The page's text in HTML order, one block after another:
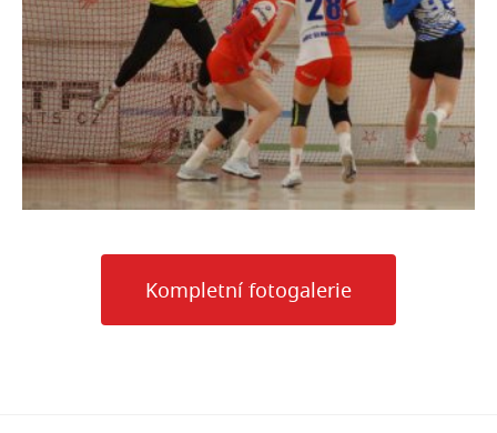
Kompletní fotogalerie